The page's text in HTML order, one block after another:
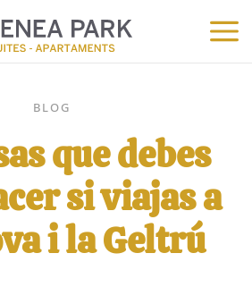
BLOG
que debes
si viajas a
i la Geltrú